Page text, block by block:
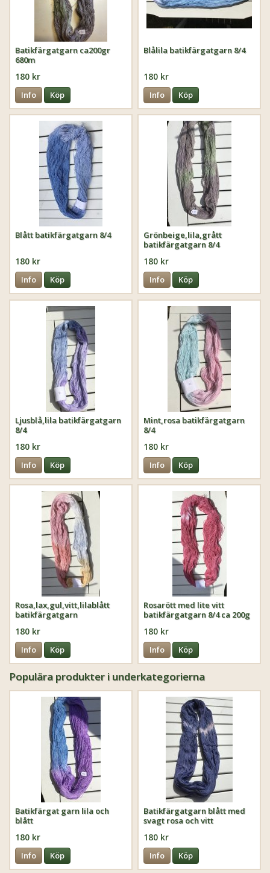
Batikfärgatgarn ca200gr
680m
180 kr
Info Köp
Blålila batikfärgatgarn 8/4
180 kr
Info Köp
Blått batikfärgatgarn 8/4
180 kr
Info Köp
Grönbeige,lila,grått
batikfärgatgarn 8/4
180 kr
Info Köp
Ljusblå,lila batikfärgatgarn
8/4
180 kr
Info Köp
Mint,rosa batikfärgatgarn
8/4
180 kr
Info Köp
Rosa,lax,gul,vitt,lilablått
batikfärgatgarn
180 kr
Info Köp
Rosarött med lite vitt
batikfärgatgarn 8/4 ca 200g
180 kr
Info Köp
Populära produkter i underkategorierna
Batikfärgat garn lila och
blått
180 kr
Info Köp
Batikfärgatgarn blått med
svagt rosa och vitt
180 kr
Info Köp